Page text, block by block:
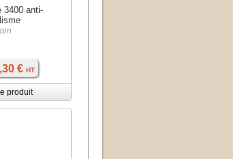
3400 anti-
€ HT
produit